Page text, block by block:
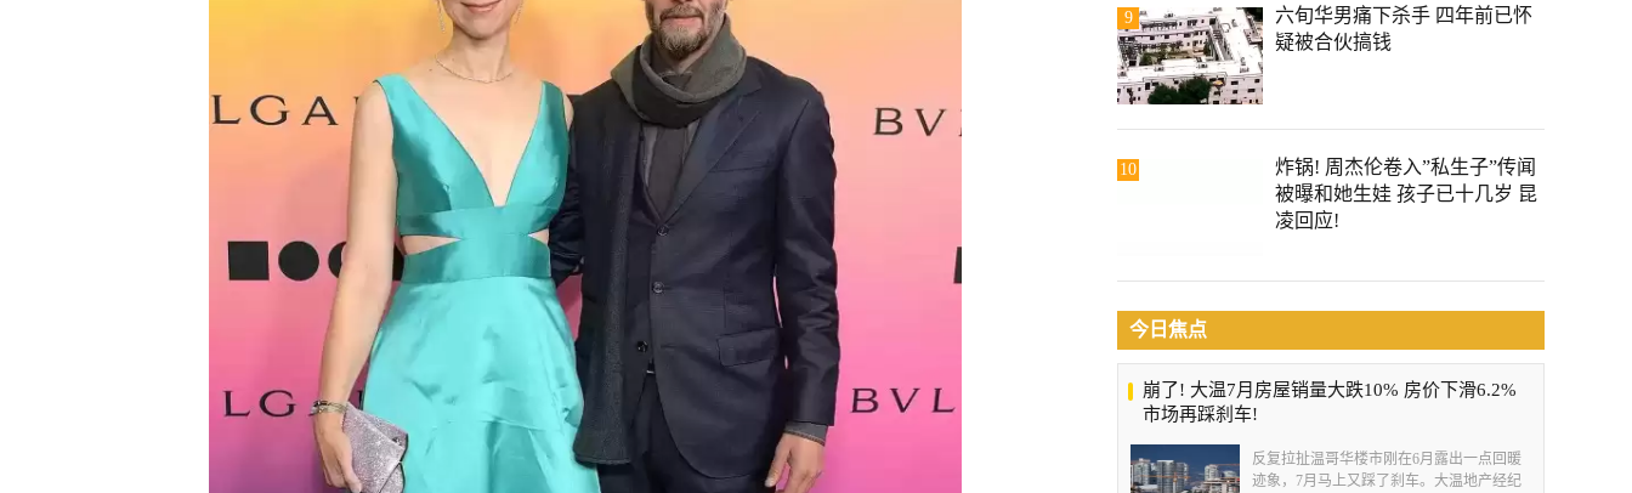
9
六旬华男痛下杀手 四年前已怀
疑被合伙搞钱
10
炸锅! 周杰伦卷入”私生子”传闻
被曝和她生娃 孩子已十几岁 昆
凌回应!
今日焦点
崩了! 大温7月房屋销量大跌10% 房价下滑6.2%
市场再踩刹车!
反复拉扯温哥华楼市刚在6月露出一点回暖
迹象，7月马上又踩了刹车。大温地产经纪